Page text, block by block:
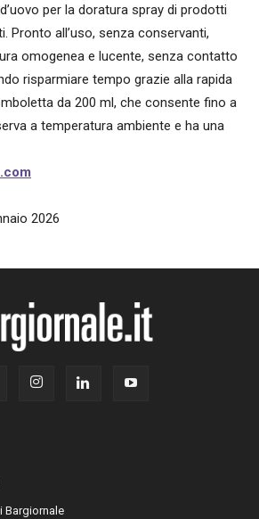
per la doratura spray di prodotti
Pronto all’uso, senza conservanti,
omogenea e lucente, senza contatto
risparmiare tempo grazie alla rapida
da 200 ml, che consente fino a
a temperatura ambiente e ha una
2026
Bargiornale